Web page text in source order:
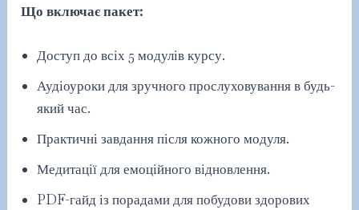
Що включає пакет:
Доступ до всіх 5 модулів курсу.
Аудіоуроки для зручного прослуховування в будь-
який час.
Практичні завдання після кожного модуля.
Медитації для емоційного відновлення.
PDF-гайд із порадами для побудови здорових